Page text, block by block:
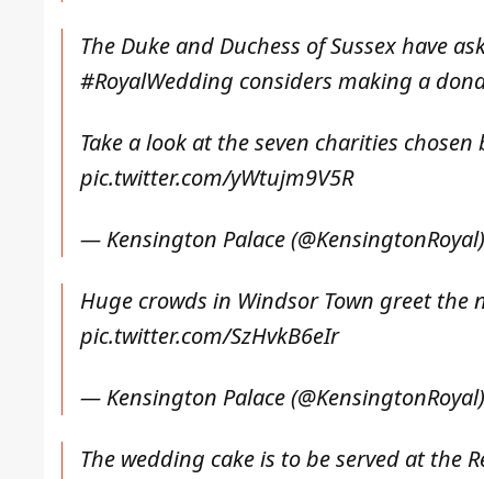
The Duke and Duchess of Sussex have
#RoyalWedding considers making a
Take a look at the seven charities chosen
pic.twitter.com/yWtujm9V5R
— Kensington Palace (@KensingtonRoyal)
Huge crowds in Windsor Town greet the
pic.twitter.com/SzHvkB6eIr
— Kensington Palace (@KensingtonRoyal)
The wedding cake is to be served at the